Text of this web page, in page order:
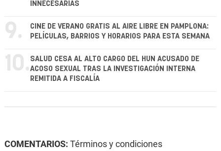
INNECESARIAS
9.
CINE DE VERANO GRATIS AL AIRE LIBRE EN PAMPLONA:
PELÍCULAS, BARRIOS Y HORARIOS PARA ESTA SEMANA
10. SALUD CESA AL ALTO CARGO DEL HUN ACUSADO DE
ACOSO SEXUAL TRAS LA INVESTIGACIÓN INTERNA
REMITIDA A FISCALÍA
COMENTARIOS: Términos y condiciones